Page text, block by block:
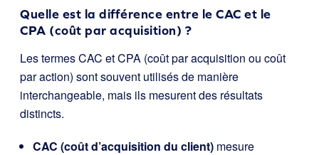
Quelle est la différence entre le CAC et le
CPA (coût par acquisition) ?
Les termes CAC et CPA (coût par acquisition ou coût
par action) sont souvent utilisés de manière
interchangeable, mais ils mesurent des résultats
distincts.
CAC (coût d’acquisition du client) mesure